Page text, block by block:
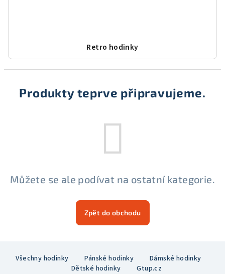
Retro hodinky
Produkty teprve připravujeme.
Můžete se ale podívat na ostatní kategorie.
Zpět do obchodu
Všechny hodinky Pánské hodinky
Dámské hodinky
Dětské hodinky
Gtup.cz